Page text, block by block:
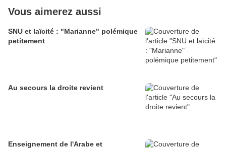
Vous aimerez aussi
SNU et laïcité : "Marianne" polémique
petitement
Au secours la droite revient
Enseignement de l'Arabe et